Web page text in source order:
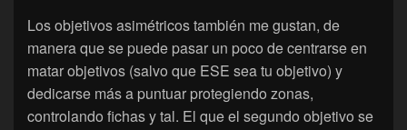
Los objetivos asimétricos también me gustan, de
manera que se puede pasar un poco de centrarse en
matar objetivos (salvo que ESE sea tu objetivo) y
dedicarse más a puntuar protegiendo zonas,
controlando fichas y tal. El que el segundo objetivo se